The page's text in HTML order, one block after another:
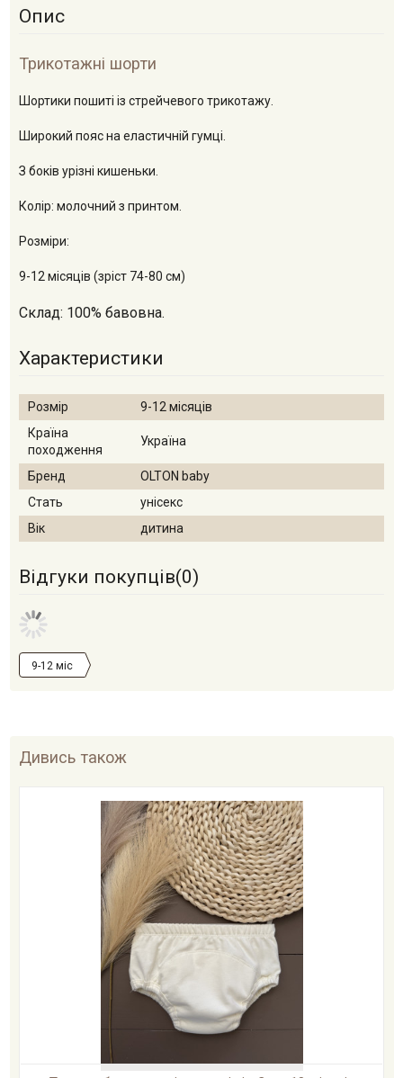
Опис
Трикотажні шорти
Шортики пошиті із стрейчевого трикотажу.
Широкий пояс на еластичній гумці.
З боків урізні кишеньки.
Колір: молочний з принтом.
Розміри:
9-12 місяців (зріст 74-80 см)
Склад: 100% бавовна.
Характеристики
Розмір
9-12 місяців
Країна
походження
Україна
Бренд
OLTON baby
Стать
унісекс
Вік
дитина
Відгуки покупців(0)
9-12 міс
Дивись також